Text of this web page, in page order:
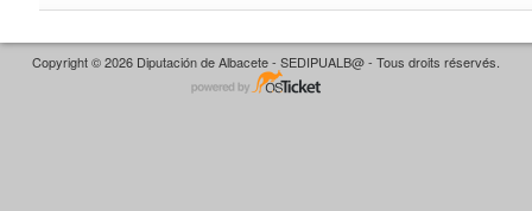
Copyright © 2026 Diputación de Albacete - SEDIPUALB@ - Tous droits réservés.